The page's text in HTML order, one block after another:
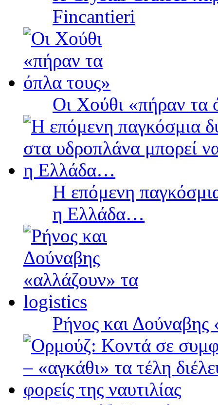
Fincantieri
Οι Χούθι «πήραν τα
Η επόμενη
η Ελλάδα…
Ρήνος και